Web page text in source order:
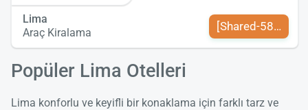
Lima
Araç Kiralama
[Shared-589-tr-
Popüler Lima Otelleri
Lima konforlu ve keyifli bir konaklama için farklı tarz ve